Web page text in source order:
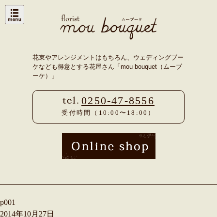
Skip
花束やアレンジメントはもちろん、ウェディングブー
ケなども得意とする花屋さん「mou bouquet（ムーブ
ーケ）」
0250-47-8556
受付時間（10:00〜18:00）
p001
2014年10月27日